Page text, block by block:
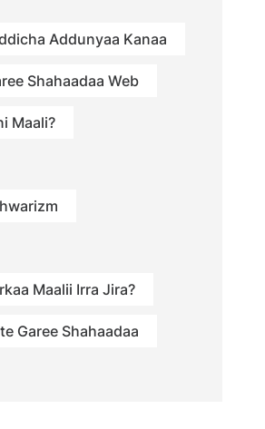
Addunyaa Kanaa
Shahaadaa Web
Maali?
Maalii Irra Jira?
Garee Shahaadaa